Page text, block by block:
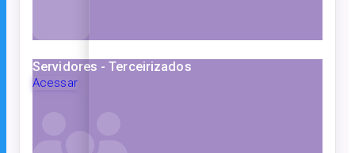
Servidores - Terceirizados
Acessar